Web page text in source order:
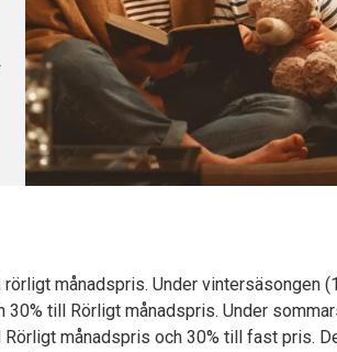
månadspris. Under vintersäsongen
till Rörligt månadspris. Under
månadspris och 30% till fast pris.